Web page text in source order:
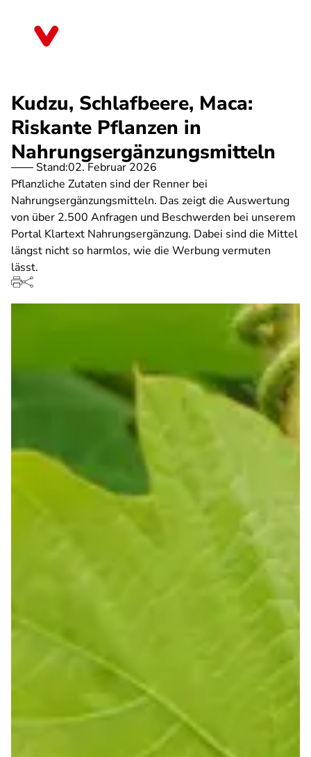
Kudzu, Schlafbeere, Maca:
Riskante Pflanzen in
Nahrungsergänzungsmitteln
Stand:02. Februar 2026
Pflanzliche Zutaten sind der Renner bei
Nahrungsergänzungsmitteln. Das zeigt die Auswertung
von über 2.500 Anfragen und Beschwerden bei unserem
Portal Klartext Nahrungsergänzung. Dabei sind die Mittel
längst nicht so harmlos, wie die Werbung vermuten
lässt.